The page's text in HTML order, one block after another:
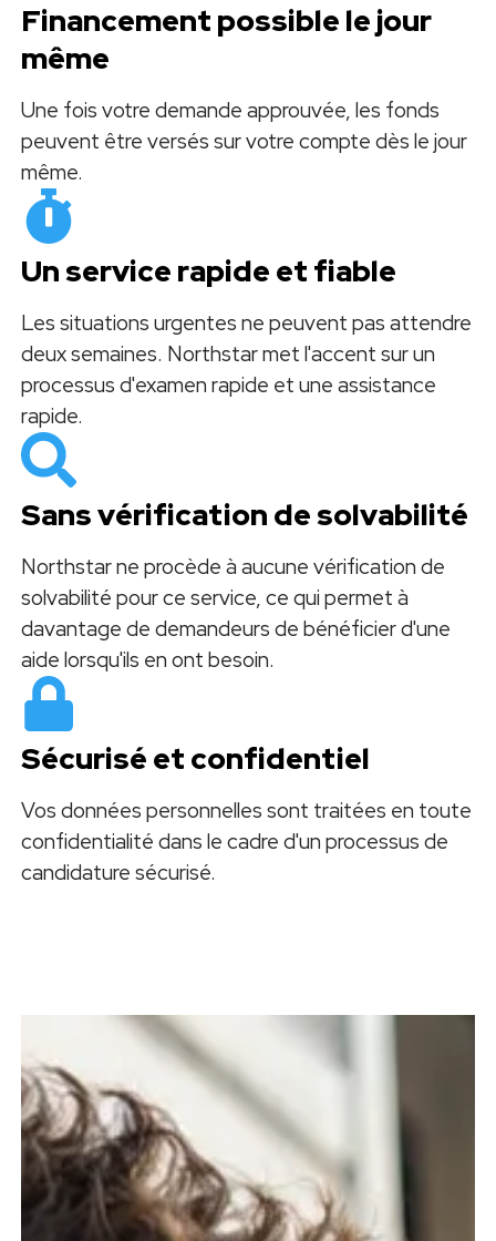
Financement possible le jour
même
Une fois votre demande approuvée, les fonds
peuvent être versés sur votre compte dès le jour
même.
Un service rapide et fiable
Les situations urgentes ne peuvent pas attendre
deux semaines. Northstar met l'accent sur un
processus d'examen rapide et une assistance
rapide.
Sans vérification de solvabilité
Northstar ne procède à aucune vérification de
solvabilité pour ce service, ce qui permet à
davantage de demandeurs de bénéficier d'une
aide lorsqu'ils en ont besoin.
Sécurisé et confidentiel
Vos données personnelles sont traitées en toute
confidentialité dans le cadre d'un processus de
candidature sécurisé.